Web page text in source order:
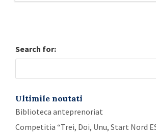
Search for:
Ultimile noutati
Biblioteca anteprenoriat
Competitia “Trei, Doi, Unu, Start Nord